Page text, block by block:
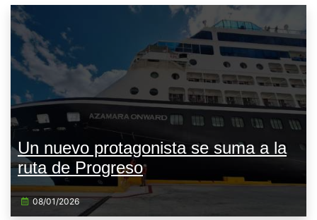
Un nuevo protagonista se suma a la
ruta de Progreso
08/01/2026